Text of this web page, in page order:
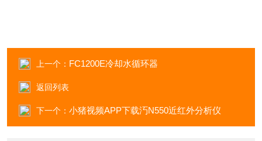
上一个： FC1200E冷却水循环器
返回列表
下一个： 小猪视频APP下载汅N550近红外分析仪